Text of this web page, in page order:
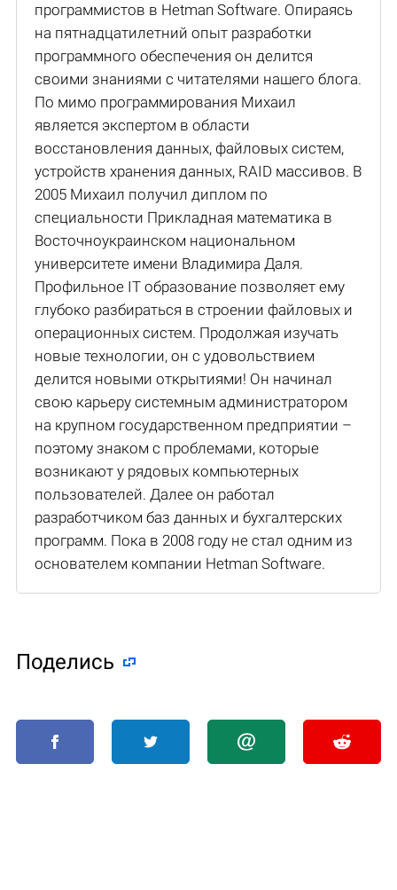
программистов в Hetman Software. Опираясь
на пятнадцатилетний опыт разработки
программного обеспечения он делится
своими знаниями с читателями нашего блога.
По мимо программирования Михаил
является экспертом в области
восстановления данных, файловых систем,
устройств хранения данных, RAID массивов. В
2005 Михаил получил диплом по
специальности Прикладная математика в
Восточноукраинском национальном
университете имени Владимира Даля.
Профильное IT образование позволяет ему
глубоко разбираться в строении файловых и
операционных систем. Продолжая изучать
новые технологии, он с удовольствием
делится новыми открытиями! Он начинал
свою карьеру системным администратором
на крупном государственном предприятии –
поэтому знаком с проблемами, которые
возникают у рядовых компьютерных
пользователей. Далее он работал
разработчиком баз данных и бухгалтерских
программ. Пока в 2008 году не стал одним из
основателем компании Hetman Software.
Поделиcь